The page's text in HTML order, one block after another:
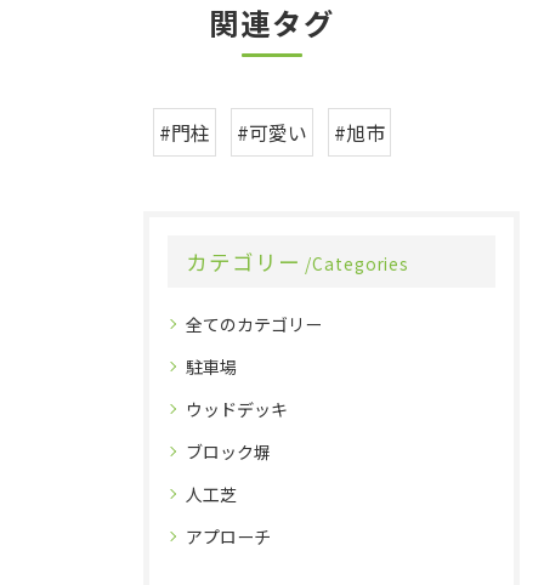
関連タグ
#門柱 #可愛い #旭市
カテゴリー Categories
全てのカテゴリー
駐車場
ウッドデッキ
ブロック塀
人工芝
アプローチ